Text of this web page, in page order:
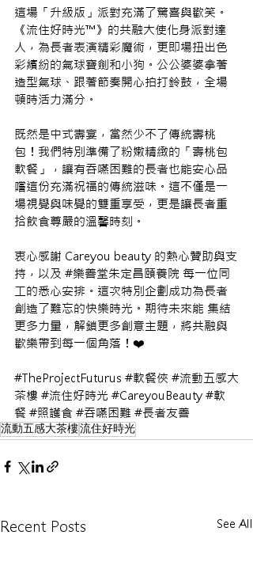
這場「升級版」派對充滿了驚喜與歡笑。
《流住好時光™》的共融大使化身派對達
人，為長者表演精彩魔術，更即場扭出色
彩繽紛的氣球寶劍和小狗。公公婆婆拿著
造型氣球、跟著節奏開心拍打鈴鼓，全場
頓時活力滿分。
既然是中式壽宴，當然少不了傳統壽桃
包！我們特別準備了粉嫩精緻的「壽桃包
軟餐」，讓有吞嚥困難的長者也能安心品
嚐這份充滿祝福的傳統滋味。這不僅是一
場視覺與味覺的雙重享受，更是讓長者重
拾飲食尊嚴的溫馨時刻。
衷心感謝 Careyou beauty 的熱心贊助與支
持，以及 #樂善堂朱定昌頤養院 每一位同
工的悉心安排。這次特別企劃成功為長者
創造了難忘的快樂時光。期待未來能 集結
更多力量，解鎖更多創意主題，將共融與
歡樂帶到每一個角落！❤️
#TheProjectFuturus #軟餐俠 #流動五感大
茶樓 #流住好時光 #CareyouBeauty #軟
餐 #照護食 #吞嚥困難 #長者友善
流動五感大茶樓流住好時光
Recent Posts See All